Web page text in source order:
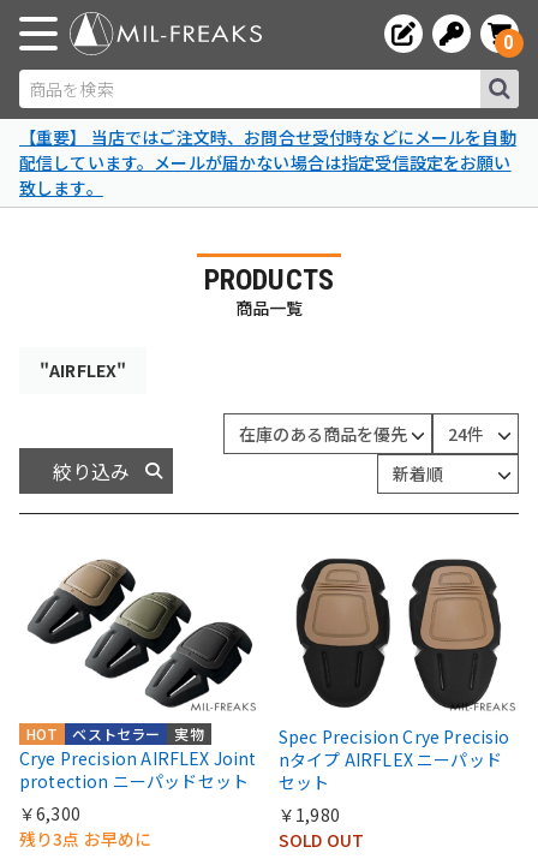
商品を検索
0
【重要】 当店ではご注文時、お問合せ受付時などにメールを自動
配信しています。メールが届かない場合は指定受信設定をお願い
致します。
PRODUCTS
商品一覧
"AIRFLEX"
絞り込み
HOT 実物
ベストセラー
Crye Precision AIRFLEX Joint
protection ニーパッドセット
￥6,300
残り3点 お早めに
Spec Precision Crye Precisio
nタイプ AIRFLEX ニーパッド
セット
￥1,980
SOLD OUT